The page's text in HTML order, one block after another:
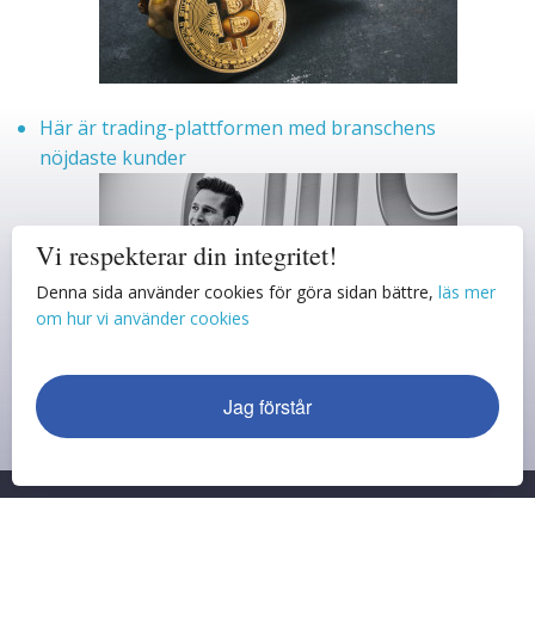
Här är trading-plattformen med branschens
nöjdaste kunder
Vi respekterar din integritet!
Denna sida använder cookies för göra sidan bättre, läs mer
om hur vi använder cookies
Jag förstår